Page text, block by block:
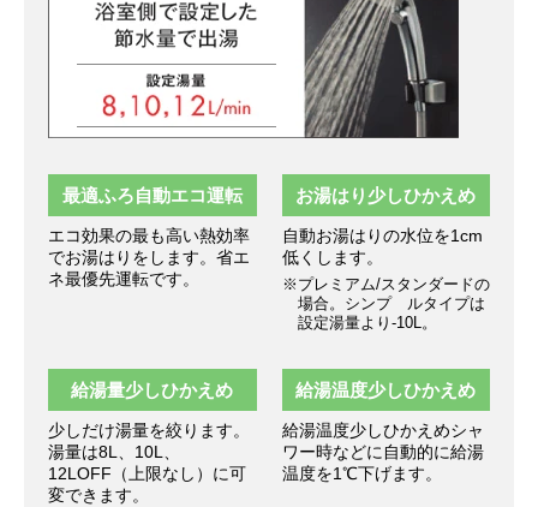
最適ふろ自動エコ運転
エコ効果の最も高い熱効率
でお湯はりをします。省エ
ネ最優先運転です。
お湯はり少しひかえめ
自動お湯はりの水位を1cm
低くします。
※プレミアム/スタンダードの
場合。シンプ ルタイプは
設定湯量より-10L。
給湯量少しひかえめ
少しだけ湯量を絞ります。
湯量は8L、10L、
12LOFF（上限なし）に可
変できます。
給湯温度少しひかえめ
給湯温度少しひかえめシャ
ワー時などに自動的に給湯
温度を1℃下げます。